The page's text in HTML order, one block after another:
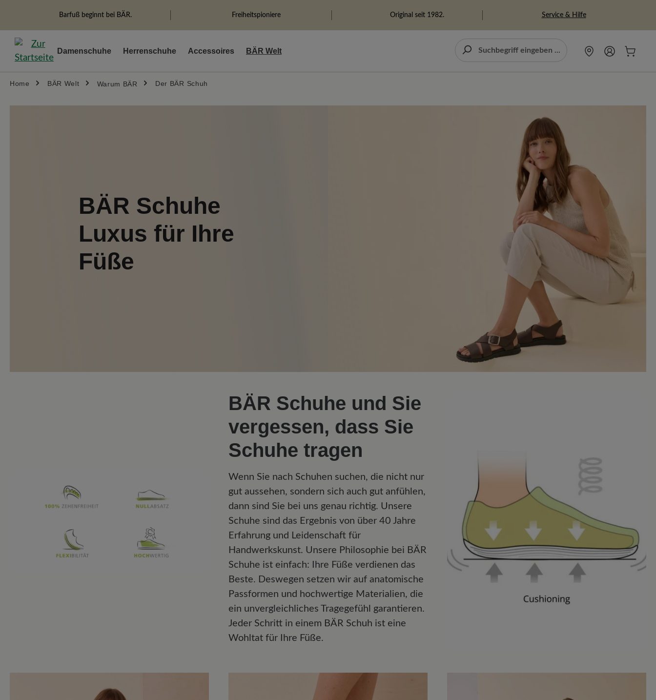
Zur Hauptnavigation springen
Barfuß beginnt bei BÄR. Freiheitspioniere Original seit 1982. Service & Hilfe
Damenschuhe Herrenschuhe Accessoires BÄR Welt
Home BÄR Welt Warum BÄR Der BÄR Schuh
BÄR Schuhe
Luxus für Ihre
Füße
BÄR Schuhe und Sie
vergessen, dass Sie
Schuhe tragen
Wenn Sie nach Schuhen suchen, die nicht nur
gut aussehen, sondern sich auch gut anfühlen,
dann sind Sie bei uns genau richtig. Unsere
Schuhe sind das Ergebnis von über 40 Jahre
Erfahrung und Leidenschaft für
Handwerkskunst. Unsere Philosophie bei BÄR
Schuhe ist einfach: Ihre Füße verdienen das
Beste. Deswegen setzen wir auf anatomische
Passformen und hochwertige Materialien, die
ein unvergleichliches Tragegefühl garantieren.
Jeder Schritt in einem BÄR Schuh ist eine
Wohltat für Ihre Füße.